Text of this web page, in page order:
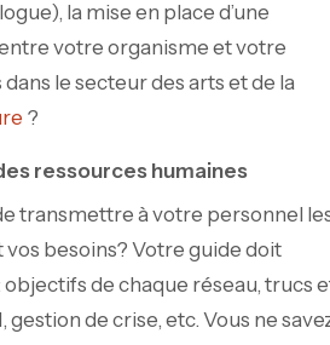
la mise en place d’une
votre organisme et votre
le secteur des arts et de la
?
ressources humaines
transmettre à votre personnel
besoins? Votre guide doit
de chaque réseau, trucs
de crise, etc. Vous ne